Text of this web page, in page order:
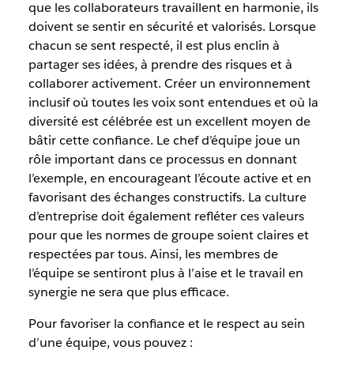
que les collaborateurs travaillent en harmonie, ils
doivent se sentir en sécurité et valorisés. Lorsque
chacun se sent respecté, il est plus enclin à
partager ses idées, à prendre des risques et à
collaborer activement. Créer un environnement
inclusif où toutes les voix sont entendues et où la
diversité est célébrée est un excellent moyen de
bâtir cette confiance. Le chef d’équipe joue un
rôle important dans ce processus en donnant
l’exemple, en encourageant l’écoute active et en
favorisant des échanges constructifs. La culture
d’entreprise doit également refléter ces valeurs
pour que les normes de groupe soient claires et
respectées par tous. Ainsi, les membres de
l’équipe se sentiront plus à l’aise et le travail en
synergie ne sera que plus efficace.
Pour favoriser la confiance et le respect au sein
d’une équipe, vous pouvez :